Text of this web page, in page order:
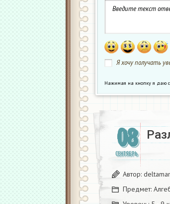
Я хочу получать
Нажимая на кнопку я даю
08
СЕНТЯБРЬ
Автор:
Предмет: